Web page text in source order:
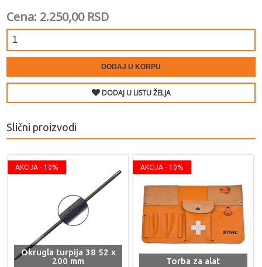
Cena: 2.250,00 RSD
DODAJ U KORPU
DODAJ U LISTU ŽELJA
Slični proizvodi
AKCIJA - 10%
Okrugla turpija 38 52 x
200 mm
AKCIJA - 10%
Torba za alat